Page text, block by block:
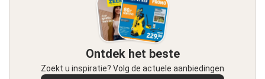
Ontdek het beste
Zoekt u inspiratie? Volg de actuele aanbiedingen